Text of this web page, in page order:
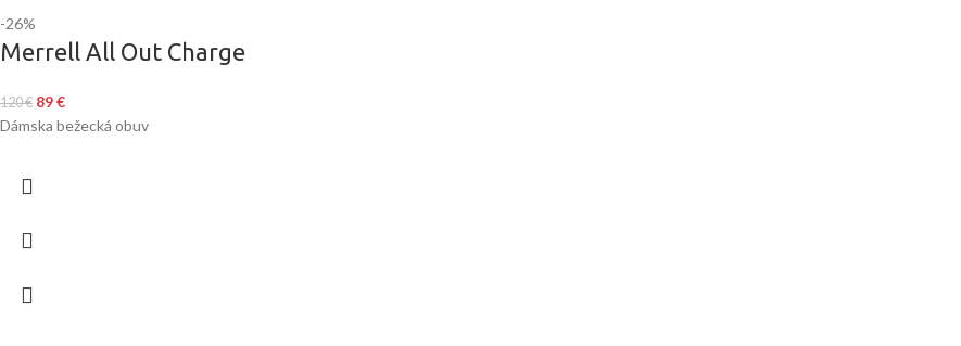
-26%
Merrell All Out Charge
120€ 89€
Dámska bežecká obuv